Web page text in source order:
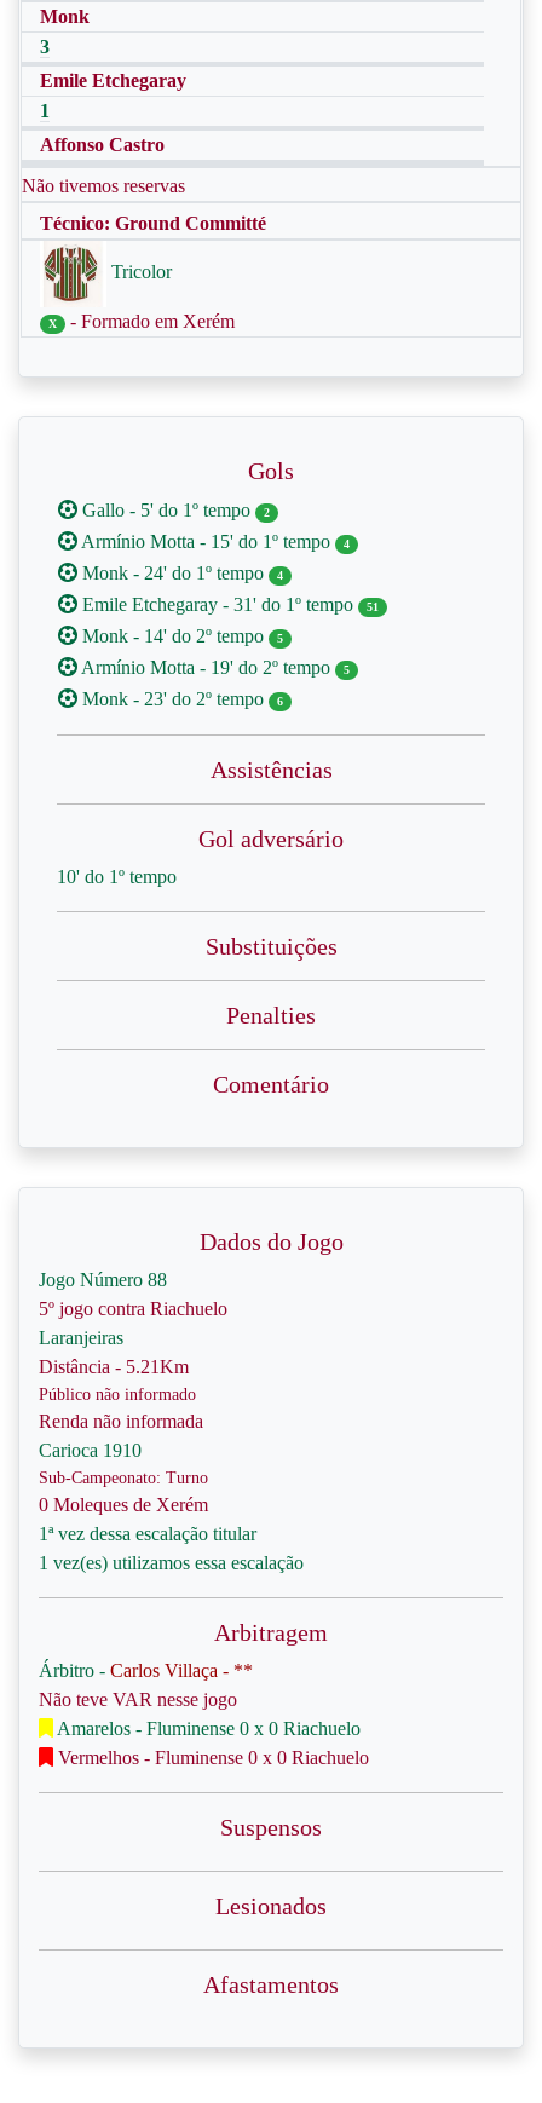
Monk
3
Emile Etchegaray
1
Affonso Castro
Não tivemos reservas
Técnico: Ground Committé
Tricolor
X - Formado em Xerém
Gols
Gallo - 5' do 1º tempo 2
Armínio Motta - 15' do 1º tempo 4
Monk - 24' do 1º tempo 4
Emile Etchegaray - 31' do 1º tempo 51
Monk - 14' do 2º tempo 5
Armínio Motta - 19' do 2º tempo 5
Monk - 23' do 2º tempo 6
Assistências
Gol adversário
10' do 1º tempo
Substituições
Penalties
Comentário
Dados do Jogo
Jogo Número 88
5º jogo contra Riachuelo
Laranjeiras
Distância - 5.21Km
Público não informado
Renda não informada
Carioca 1910
Sub-Campeonato: Turno
0 Moleques de Xerém
1ª vez dessa escalação titular
1 vez(es) utilizamos essa escalação
Arbitragem
Árbitro - Carlos Villaça - **
Não teve VAR nesse jogo
Amarelos - Fluminense 0 x 0 Riachuelo
Vermelhos - Fluminense 0 x 0 Riachuelo
Suspensos
Lesionados
Afastamentos